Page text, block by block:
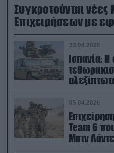
Συγκροτούνται
Επιχειρήσεων με
23.04.2026
Ισπανία: Η
ορμή στο
05.04.2026
Team 6
Μπιν
διέσωσε